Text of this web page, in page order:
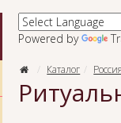
Powered by
Каталог Россия